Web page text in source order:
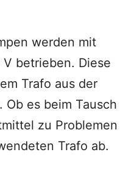
werden mit
betrieben. Diese
Trafo aus der
es beim Tausch
zu Problemen
Trafo ab.